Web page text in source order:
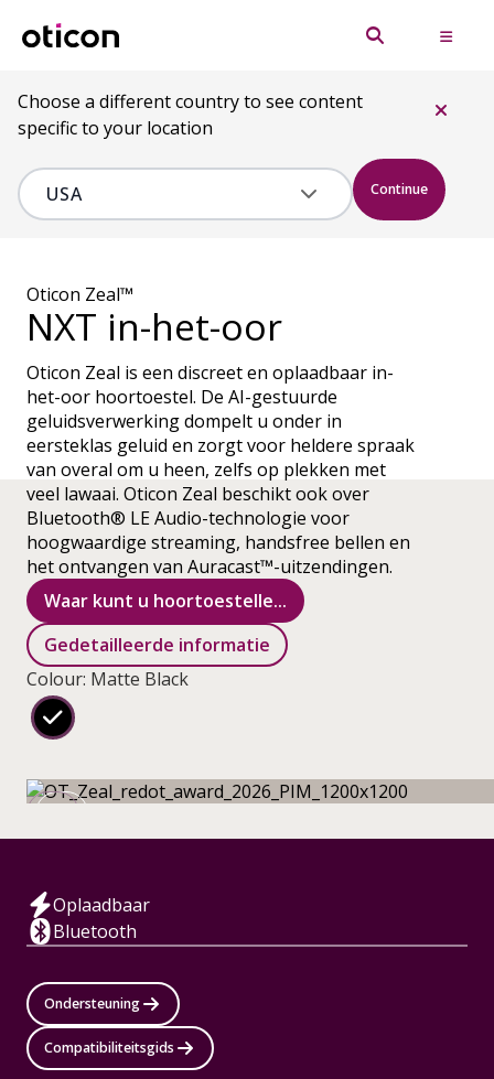
Choose a different country to see content
specific to your location
Continue
Oticon Zeal™
NXT in-het-oor
Oticon Zeal is een discreet en oplaadbaar in-
het-oor hoortoestel. De AI-gestuurde
geluidsverwerking dompelt u onder in
eersteklas geluid en zorgt voor heldere spraak
van overal om u heen, zelfs op plekken met
veel lawaai. Oticon Zeal beschikt ook over
Bluetooth® LE Audio-technologie voor
hoogwaardige streaming, handsfree bellen en
het ontvangen van Auracast™-uitzendingen.
Waar kunt u hoortoestelle...
Gedetailleerde informatie
Colour: Matte Black
Oplaadbaar
Bluetooth
Ondersteuning
Compatibiliteitsgids